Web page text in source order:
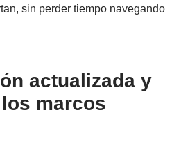
sin perder tiempo navegando
actualizada y
marcos